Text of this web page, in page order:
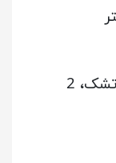
لحاف ، ملحفه کش دار یا کاور تشک، 2